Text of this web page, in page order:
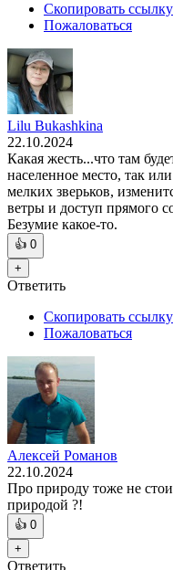
Скопировать ссылку
Пожаловаться
Lilu Bukashkina
22.10.2024
Какая жесть...что там
населенное место, так
мелких зверьков,
ветры и доступ прямого
Безумие какое-то.
👍 0
+
Ответить
Скопировать ссылку
Пожаловаться
Алексей Романов
22.10.2024
Про природу тоже не
природой ?!
👍 0
+
Ответить